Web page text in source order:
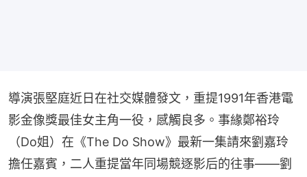
導演張堅庭近日在社交媒體發文，重提1991年香港電
影金像獎最佳女主角一役，感觸良多。事緣鄭裕玲
（Do姐）在《The Do Show》最新一集請來劉嘉玲
擔任嘉賓，二人重提當年同場競逐影后的往事——劉